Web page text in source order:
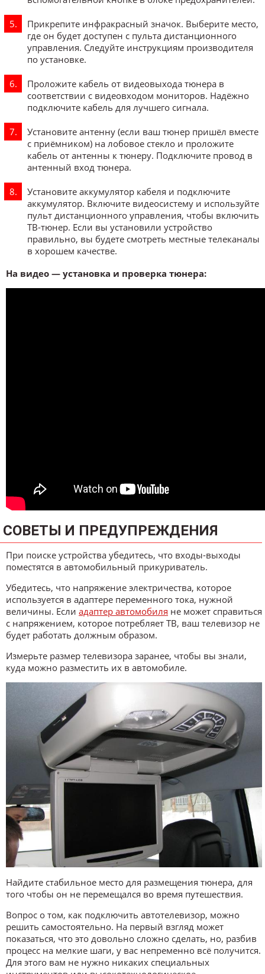
Прикрепите инфракрасный значок. Выберите место,
где он будет доступен с пульта дистанционного
управления. Следуйте инструкциям производителя
по установке.
Проложите кабель от видеовыхода тюнера в
соответствии с видеовходом мониторов. Надёжно
подключите кабель для лучшего сигнала.
Установите антенну (если ваш тюнер пришёл вместе
с приёмником) на лобовое стекло и проложите
кабель от антенны к тюнеру. Подключите провод в
антенный вход тюнера.
Установите аккумулятор кабеля и подключите
аккумулятор. Включите видеосистему и используйте
пульт дистанционного управления, чтобы включить
ТВ-тюнер. Если вы установили устройство
правильно, вы будете смотреть местные телеканалы
в хорошем качестве.
На видео — установка и проверка тюнера:
СОВЕТЫ И ПРЕДУПРЕЖДЕНИЯ
При поиске устройства убедитесь, что входы-выходы
поместятся в автомобильный прикуриватель.
Убедитесь, что напряжение электричества, которое
используется в адаптере переменного тока, нужной
величины. Если адаптер автомобиля не может справиться
с напряжением, которое потребляет ТВ, ваш телевизор не
будет работать должным образом.
Измерьте размер телевизора заранее, чтобы вы знали,
куда можно разместить их в автомобиле.
Найдите стабильное место для размещения тюнера, для
того чтобы он не перемещался во время путешествия.
Вопрос о том, как подключить автотелевизор, можно
решить самостоятельно. На первый взгляд может
показаться, что это довольно сложно сделать, но, разбив
процесс на мелкие шаги, у вас непременно всё получится.
Для этого вам не нужно никаких специальных